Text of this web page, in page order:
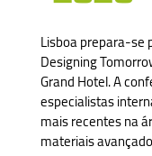
Lisboa prepara-se
Designing
Grand Hotel. A
especialistas
mais recentes na
materiais